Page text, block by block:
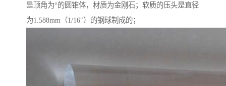
是顶角为°的圆锥体，材质为金刚石；软质的压头是直径
为1.588mm（1/16″）的钢球制成的；